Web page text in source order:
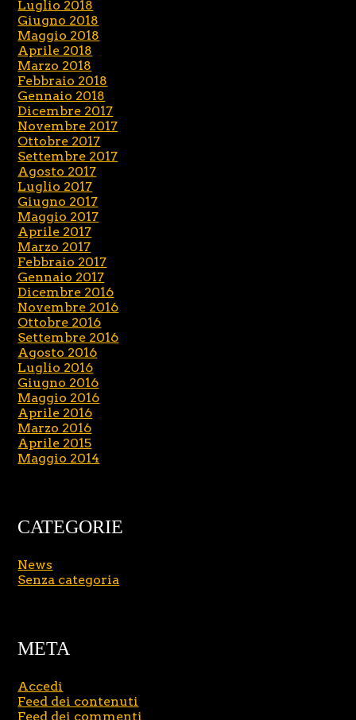
Luglio 2018
Giugno 2018
Maggio 2018
Aprile 2018
Marzo 2018
Febbraio 2018
Gennaio 2018
Dicembre 2017
Novembre 2017
Ottobre 2017
Settembre 2017
Agosto 2017
Luglio 2017
Giugno 2017
Maggio 2017
Aprile 2017
Marzo 2017
Febbraio 2017
Gennaio 2017
Dicembre 2016
Novembre 2016
Ottobre 2016
Settembre 2016
Agosto 2016
Luglio 2016
Giugno 2016
Maggio 2016
Aprile 2016
Marzo 2016
Aprile 2015
Maggio 2014
CATEGORIE
News
Senza categoria
META
Accedi
Feed dei contenuti
Feed dei commenti